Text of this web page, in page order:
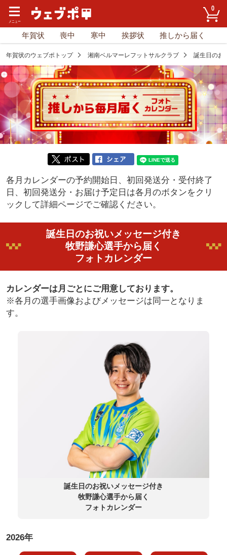
0
年賀状 喪中 寒中 挨拶状 推しから届く
年賀状のウェブポトップ 湘南ベルマーレフットサルクラブ 誕生日のお
各月カレンダーの予約開始日、初回発送分・受付終了
日、初回発送分・お届け予定日は各月のボタンをクリ
ックして詳細ページでご確認ください。
誕生日のお祝いメッセージ付き
牧野謙心選手から届く
フォトカレンダー
カレンダーは月ごとにご用意しております。
※各月の選手画像およびメッセージは同一となりま
す。
誕生日のお祝いメッセージ付き
牧野謙心選手から届く
フォトカレンダー
2026年